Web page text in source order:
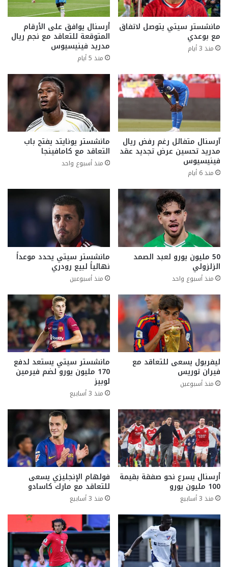
مانشستر سيتي يتوصل لاتفاق
مع بوعدي
منذ 3 أيام
أرسنال يوافق على الأرقام
المتوقعة للتعاقد مع نجم ريال
مدريد فينيسيوس
منذ 5 أيام
آرسنال متفائل رغم رفض ريال
مدريد تحسين عرض تجديد عقد
فينيسيوس
منذ 6 أيام
مانشستر يونايتد يفتح باب
التعاقد مع كامافينجا
منذ أسبوع واحد
50 مليون يورو لعبد الصمد
الزلزولي
منذ أسبوع واحد
مانشستر سيتي يحدد موعداً
نهائياً لبيع رودري
منذ أسبوعين
ليفربول يسعى للتعاقد مع
فيران توريس
منذ أسبوعين
مانشستر سيتي يستعد لدفع
170 مليون يورو لضم فيرمين
لوبيز
منذ 3 أسابيع
أرسنال يسرع نحو صفقة بقيمة
100 مليون يورو
منذ 3 أسابيع
فولهام الإنجليزي يسعى
للتعاقد مع مارك كاسادو
منذ 3 أسابيع